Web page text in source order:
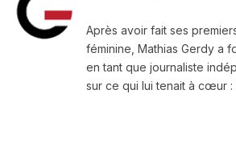
Après avoir fait ses
féminine, Mathias Gerdy a
en tant que journaliste
sur ce qui lui tenait à cœur :